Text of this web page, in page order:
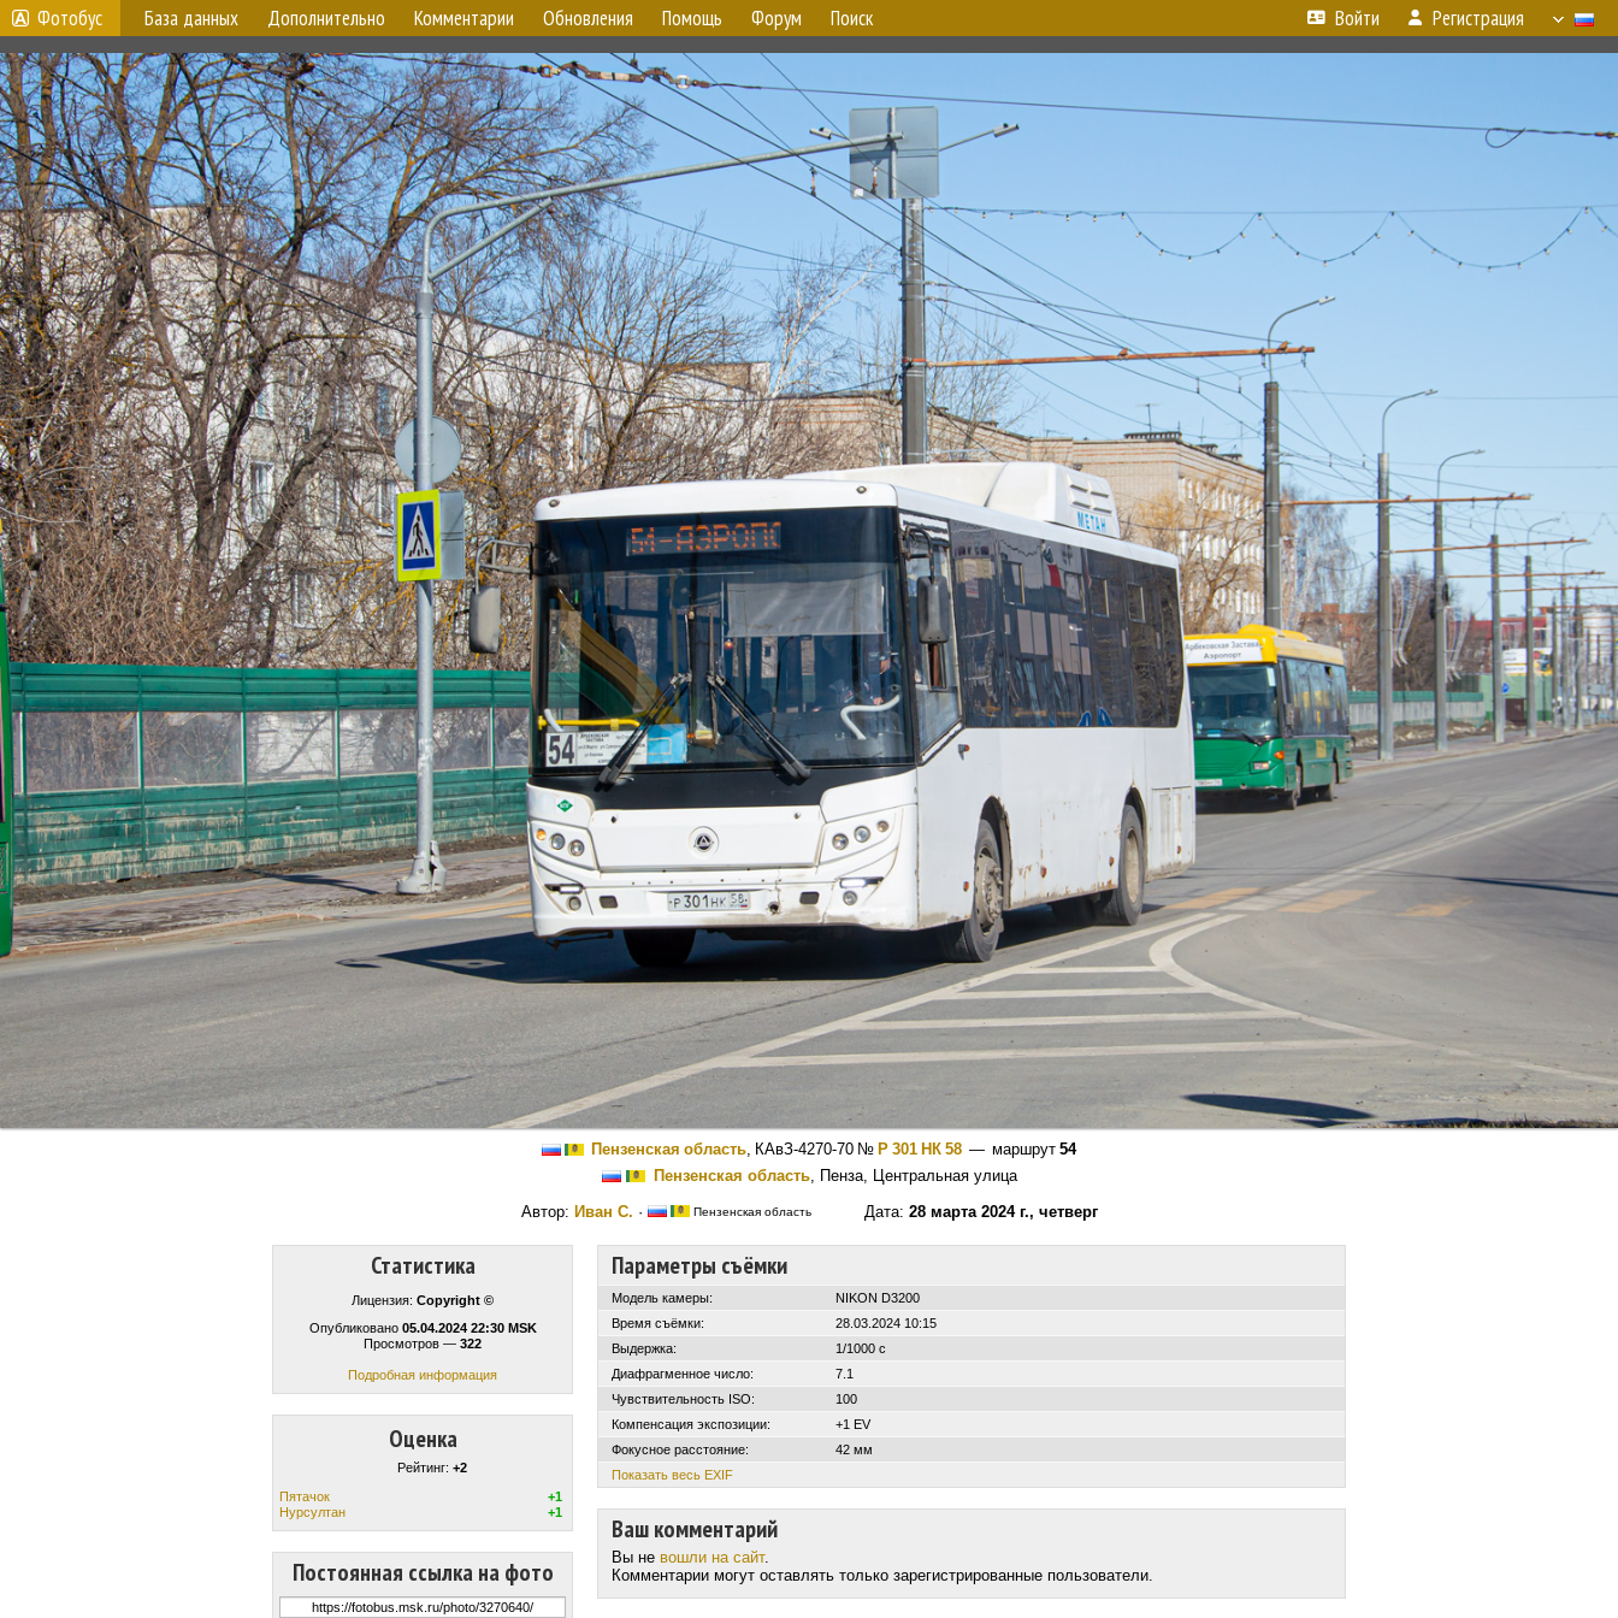
Фотобус База данных Дополнительно Комментарии Обновления Помощь Форум Поиск Войти Регистрация
Пензенская область, КАвЗ-4270-70 № Р 301 НК 58 — маршрут 54
Пензенская область, Пенза, Центральная улица
Автор: Иван С. · Пензенская областьДата: 28 марта 2024 г., четверг
Статистика
Лицензия: Copyright ©
Опубликовано 05.04.2024 22:30 MSK
Просмотров — 322
Подробная информация
Оценка
Рейтинг: +2
Пятачок
+1
Нурсултан
+1
Постоянная ссылка на фото
Параметры съёмки
Модель камеры:
NIKON D3200
Время съёмки:
28.03.2024 10:15
Выдержка:
1/1000 с
Диафрагменное число:
7.1
Чувствительность ISO:
100
Компенсация экспозиции:
+1 EV
Фокусное расстояние:
42 мм
Показать весь EXIF
Ваш комментарий
Вы не вошли на сайт.
Комментарии могут оставлять только зарегистрированные пользователи.